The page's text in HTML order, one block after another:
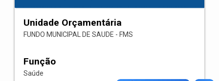
Unidade Orçamentária
FUNDO MUNICIPAL DE SAUDE - FMS
Função
Saúde